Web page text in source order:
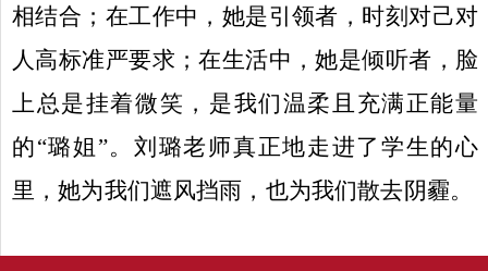
相结合；在工作中，她是引领者，时刻对己对
人高标准严要求；在生活中，她是倾听者，脸
上总是挂着微笑，是我们温柔且充满正能量
的“璐姐”。刘璐老师真正地走进了学生的心
里，她为我们遮风挡雨，也为我们散去阴霾。